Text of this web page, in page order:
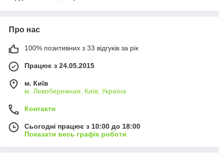
Про нас
100% позитивних з 33 відгуків за рік
Працює з 24.05.2015
м. Київ
м. Левобережная, Київ, Україна
Контакти
Сьогодні працює з 10:00 до 18:00
Показати весь графік роботи